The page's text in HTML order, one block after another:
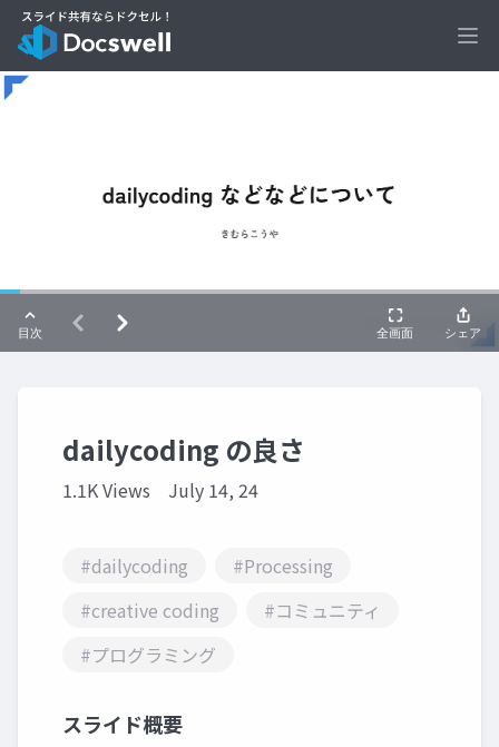
dailycoding の良さ
1.1K Views July 14, 24
#dailycoding
#Processing
#creative coding
#コミュニティ
#プログラミング
スライド概要